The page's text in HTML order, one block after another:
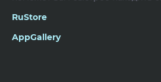
RuStore
AppGallery